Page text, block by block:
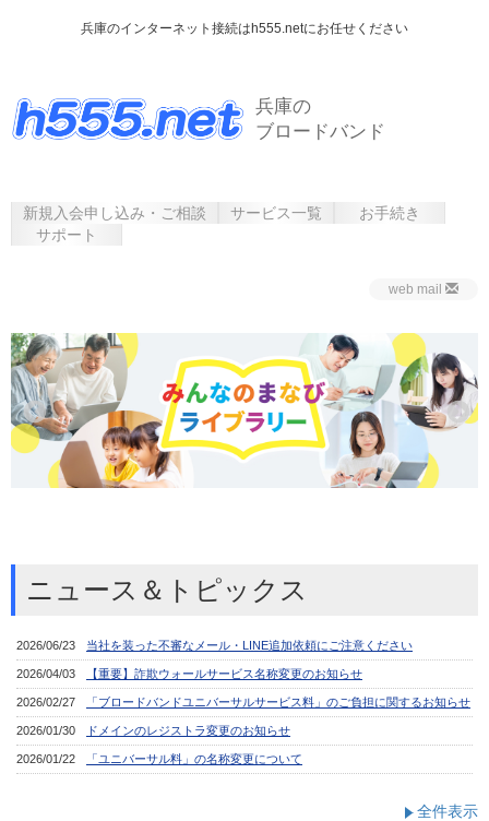
兵庫のインターネット接続はh555.netにお任せください
兵庫の
ブロードバンド
新規入会申し込み・ご相談 サービス一覧
お手続き
サポート
web mail
ニュース＆トピックス
全件表示